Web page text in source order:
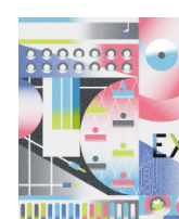
み
中
で
す